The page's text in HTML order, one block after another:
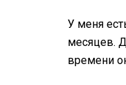
У меня
месяцев.
времени